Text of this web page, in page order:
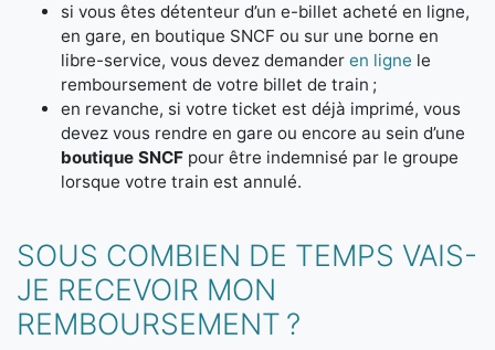
si vous êtes détenteur d’un e-billet acheté en ligne,
en gare, en boutique SNCF ou sur une borne en
libre-service, vous devez demander en ligne le
remboursement de votre billet de train ;
en revanche, si votre ticket est déjà imprimé, vous
devez vous rendre en gare ou encore au sein d’une
boutique SNCF pour être indemnisé par le groupe
lorsque votre train est annulé.
SOUS COMBIEN DE TEMPS VAIS-
JE RECEVOIR MON
REMBOURSEMENT ?